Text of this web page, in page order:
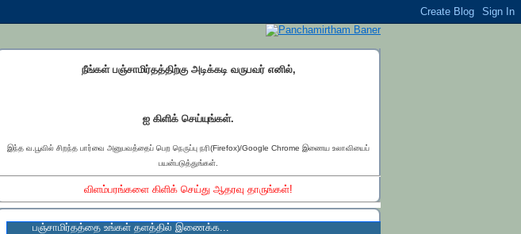
நீங்கள் பஞ்சாமிர்தத்திற்கு அடிக்கடி வருபவர் எனில்,
ஐ கிளிக் செய்யுங்கள்.
இந்த வ.பூவில் சிறந்த பார்வை அனுபவத்தைப் பெற நெருப்பு நரி(Firefox)/Google Chrome இணைய உலாவியைப்
பயன்படுத்துங்கள்.
விளம்பரங்களை கிளிக் செய்து ஆதரவு தாருங்கள்!
பஞ்சாமிர்தத்தை உங்கள் தளத்தில் இணைக்க...